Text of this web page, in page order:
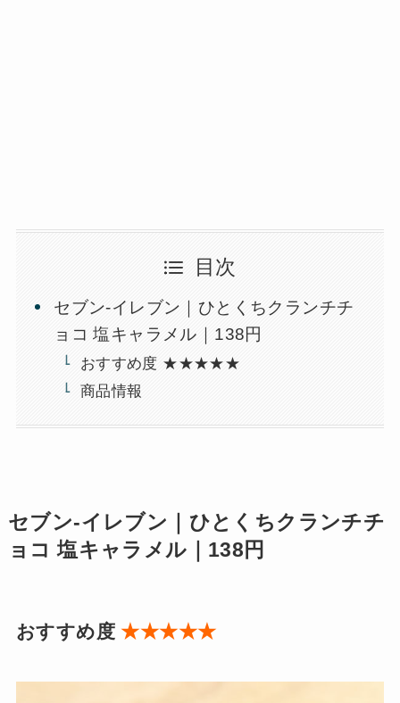
目次
セブン-イレブン｜ひとくちクランチチ
ョコ 塩キャラメル｜138円
おすすめ度 ★★★★★
商品情報
セブン-イレブン｜ひとくちクランチチ
ョコ 塩キャラメル｜138円
おすすめ度★★★★★